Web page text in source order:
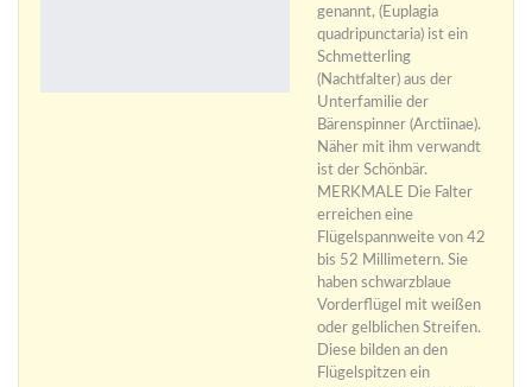
genannt, (Euplagia
quadripunctaria) ist ein
Schmetterling
(Nachtfalter) aus der
Unterfamilie der
Bärenspinner (Arctiinae).
Näher mit ihm verwandt
ist der Schönbär.
MERKMALE Die Falter
erreichen eine
Flügelspannweite von 42
bis 52 Millimetern. Sie
haben schwarzblaue
Vorderflügel mit weißen
oder gelblichen Streifen.
Diese bilden an den
Flügelspitzen ein